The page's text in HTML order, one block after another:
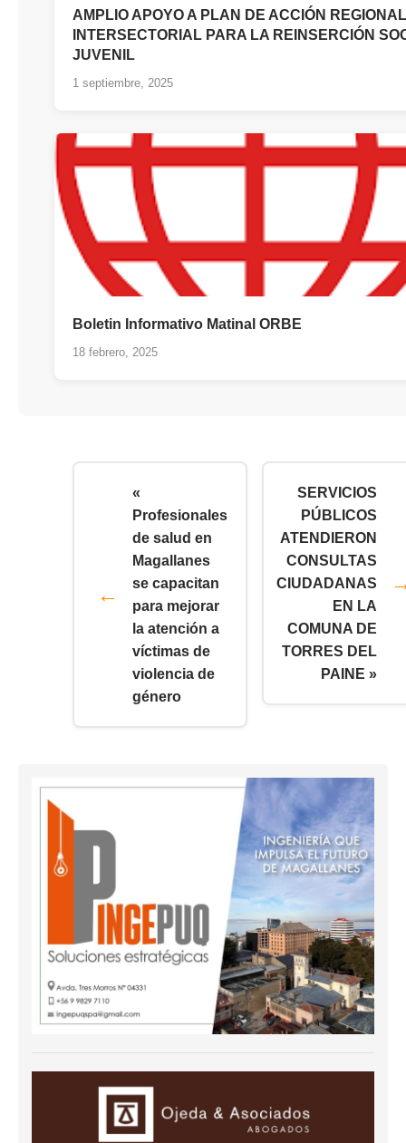
AMPLIO APOYO A PLAN DE ACCIÓN REGIONAL
INTERSECTORIAL PARA LA REINSERCIÓN
JUVENIL
1 septiembre, 2025
Boletin Informativo Matinal ORBE
18 febrero, 2025
«
Profesionales
de salud en
Magallanes
se capacitan
para mejorar
la atención a
víctimas de
violencia de
género
SERVICIOS
PÚBLICOS
ATENDIERON
CONSULTAS
CIUDADANAS
EN LA
COMUNA DE
TORRES DEL
PAINE »